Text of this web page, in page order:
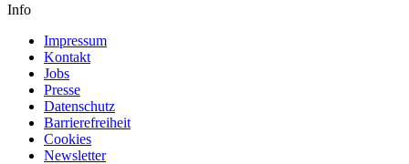
Info
Impressum
Kontakt
Jobs
Presse
Datenschutz
Barrierefreiheit
Cookies
Newsletter